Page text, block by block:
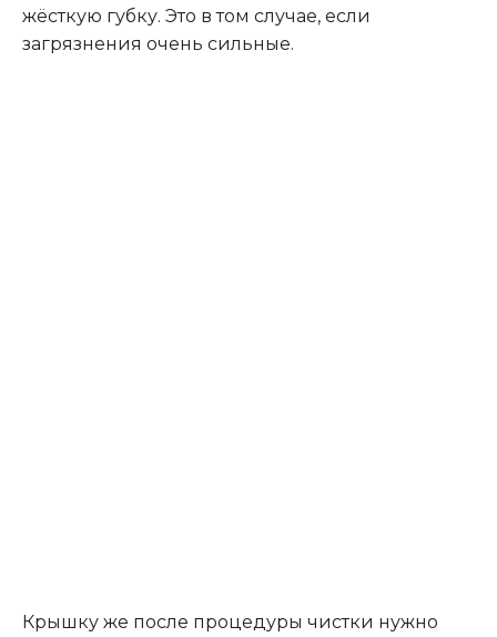
жёсткую губку. Это в том случае, если
загрязнения очень сильные.
Крышку же после процедуры чистки нужно